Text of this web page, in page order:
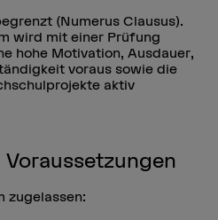
(Numerus Clausus).
wird mit einer Prüfung
hohe Motivation, Ausdauer,
voraus sowie die
aktiv
zugelassen: